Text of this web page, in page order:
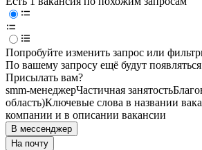
Попробуйте изменить запрос или
По вашему запросу ещё будут
Присылать вам?
smm-менеджерЧастичная занятость
область)Ключевые слова в названии
компании и в описании вакансии
В мессенджер
На почту